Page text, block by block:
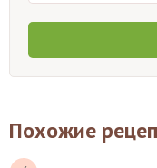
Похожие